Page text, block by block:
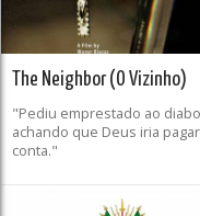
The Neighbor (O Vizinho)
"Pediu emprestado ao
achando que Deus iria
conta."